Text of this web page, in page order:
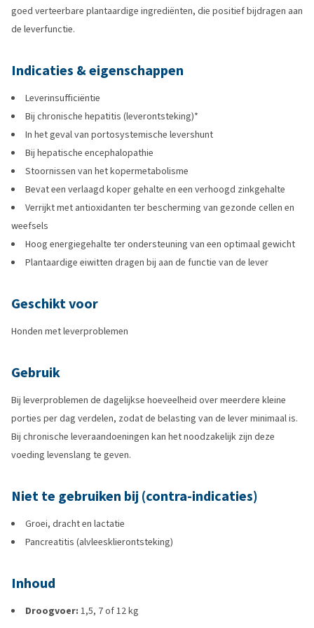
goed verteerbare plantaardige ingrediënten, die positief bijdragen aan
de leverfunctie.
Indicaties & eigenschappen
Leverinsufficiëntie
Bij chronische hepatitis (leverontsteking)*
In het geval van portosystemische levershunt
Bij hepatische encephalopathie
Stoornissen van het kopermetabolisme
Bevat een verlaagd koper gehalte en een verhoogd zinkgehalte
Verrijkt met antioxidanten ter bescherming van gezonde cellen en
weefsels
Hoog energiegehalte ter ondersteuning van een optimaal gewicht
Plantaardige eiwitten dragen bij aan de functie van de lever
Geschikt voor
Honden met leverproblemen
Gebruik
Bij leverproblemen de dagelijkse hoeveelheid over meerdere kleine
porties per dag verdelen, zodat de belasting van de lever minimaal is.
Bij chronische leveraandoeningen kan het noodzakelijk zijn deze
voeding levenslang te geven.
Niet te gebruiken bij (contra-indicaties)
Groei, dracht en lactatie
Pancreatitis (alvleesklierontsteking)
Inhoud
Droogvoer: 1,5, 7 of 12 kg